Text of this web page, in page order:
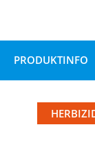
PRODUKTINFO